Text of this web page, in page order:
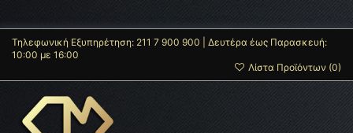
Τηλεφωνική Εξυπηρέτηση: 211 7 900 900 | Δευτέρα έως Παρασκευή:
10:00 με 16:00
Λίστα Προϊόντων (0)